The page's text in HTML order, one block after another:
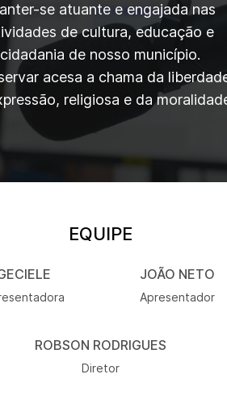
se atuante e engajada nas
de cultura, educação e
cidadania de nosso município.
acesa a chama da
religiosa e da
EQUIPE
JOÃO NETO
Apresentador
ROBSON RODRIGUES
Diretor